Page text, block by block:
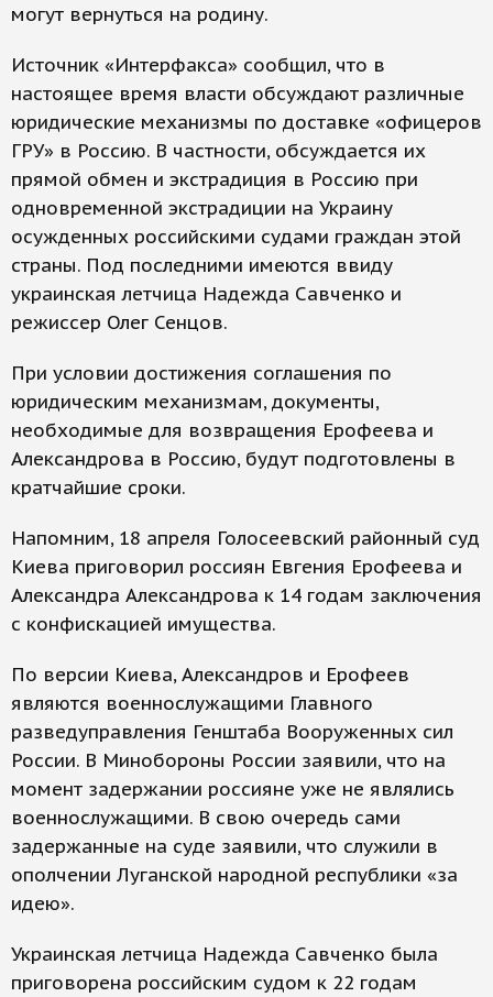
могут вернуться на родину.
Источник «Интерфакса» сообщил, что в
настоящее время власти обсуждают различные
юридические механизмы по доставке «офицеров
ГРУ» в Россию. В частности, обсуждается их
прямой обмен и экстрадиция в Россию при
одновременной экстрадиции на Украину
осужденных российскими судами граждан этой
страны. Под последними имеются ввиду
украинская летчица Надежда Савченко и
режиссер Олег Сенцов.
При условии достижения соглашения по
юридическим механизмам, документы,
необходимые для возвращения Ерофеева и
Александрова в Россию, будут подготовлены в
кратчайшие сроки.
Напомним, 18 апреля Голосеевский районный суд
Киева приговорил россиян Евгения Ерофеева и
Александра Александрова к 14 годам заключения
с конфискацией имущества.
По версии Киева, Александров и Ерофеев
являются военнослужащими Главного
разведуправления Генштаба Вооруженных сил
России. В Минобороны России заявили, что на
момент задержании россияне уже не являлись
военнослужащими. В свою очередь сами
задержанные на суде заявили, что служили в
ополчении Луганской народной республики «за
идею».
Украинская летчица Надежда Савченко была
приговорена российским судом к 22 годам